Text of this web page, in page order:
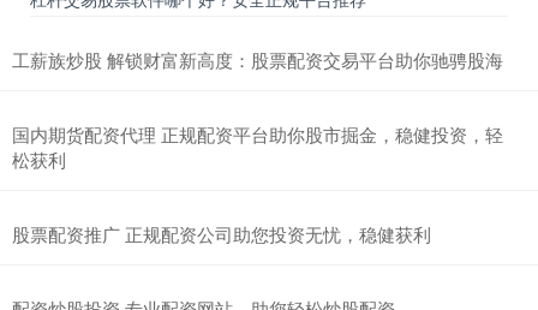
工薪族炒股 解锁财富新高度：股票配资交易平台助你驰骋股海
国内期货配资代理 正规配资平台助你股市掘金，稳健投资，轻
松获利
股票配资推广 正规配资公司助您投资无忧，稳健获利